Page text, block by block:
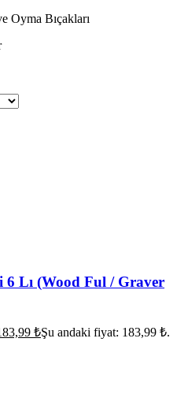
Oyma Bıçakları
6 Lı (Wood Ful / Graver
₺Şu andaki fiyat: 183,99 ₺.